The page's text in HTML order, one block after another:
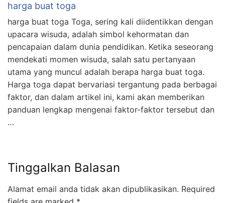
harga buat toga
harga buat toga Toga, sering kali diidentikkan dengan
upacara wisuda, adalah simbol kehormatan dan
pencapaian dalam dunia pendidikan. Ketika seseorang
mendekati momen wisuda, salah satu pertanyaan
utama yang muncul adalah berapa harga buat toga.
Harga toga dapat bervariasi tergantung pada berbagai
faktor, dan dalam artikel ini, kami akan memberikan
panduan lengkap mengenai faktor-faktor tersebut dan
…
Tinggalkan Balasan
Alamat email anda tidak akan dipublikasikan. Required